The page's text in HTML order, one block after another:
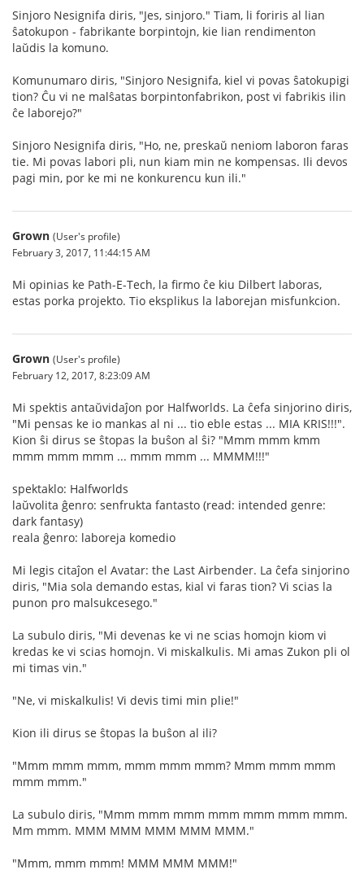
Sinjoro Nesignifa diris, "Jes, sinjoro." Tiam, li foriris al lian
ŝatokupon - fabrikante borpintojn, kie lian rendimenton
laŭdis la komuno.
Komunumaro diris, "Sinjoro Nesignifa, kiel vi povas ŝatokupigi
tion? Ĉu vi ne malŝatas borpintonfabrikon, post vi fabrikis ilin
ĉe laborejo?"
Sinjoro Nesignifa diris, "Ho, ne, preskaŭ neniom laboron faras
tie. Mi povas labori pli, nun kiam min ne kompensas. Ili devos
pagi min, por ke mi ne konkurencu kun ili."
Grown (User's profile)
February 3, 2017, 11:44:15 AM
Mi opinias ke Path-E-Tech, la firmo ĉe kiu Dilbert laboras,
estas porka projekto. Tio eksplikus la laborejan misfunkcion.
Grown (User's profile)
February 12, 2017, 8:23:09 AM
Mi spektis antaŭvidaĵon por Halfworlds. La ĉefa sinjorino diris,
"Mi pensas ke io mankas al ni ... tio eble estas ... MIA KRIS!!!".
Kion ŝi dirus se ŝtopas la buŝon al ŝi? "Mmm mmm kmm
mmm mmm mmm ... mmm mmm ... MMMM!!!"
spektaklo: Halfworlds
laŭvolita ĝenro: senfrukta fantasto (read: intended genre:
dark fantasy)
reala ĝenro: laboreja komedio
Mi legis citaĵon el Avatar: the Last Airbender. La ĉefa sinjorino
diris, "Mia sola demando estas, kial vi faras tion? Vi scias la
punon pro malsukcesego."
La subulo diris, "Mi devenas ke vi ne scias homojn kiom vi
kredas ke vi scias homojn. Vi miskalkulis. Mi amas Zukon pli ol
mi timas vin."
"Ne, vi miskalkulis! Vi devis timi min plie!"
Kion ili dirus se ŝtopas la buŝon al ili?
"Mmm mmm mmm, mmm mmm mmm? Mmm mmm mmm
mmm mmm."
La subulo diris, "Mmm mmm mmm mmm mmm mmm mmm.
Mm mmm. MMM MMM MMM MMM MMM."
"Mmm, mmm mmm! MMM MMM MMM!"